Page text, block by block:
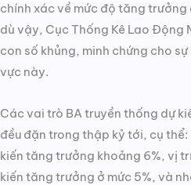
chính xác về mức độ tăng
dù vậy, Cục Thống Kê Lao Động
con số khủng, minh chứng cho
vực này.
Các vai trò BA truyền thống dự
đều đặn trong thập kỷ tới, cụ
kiến ​​​​tăng trưởng khoảng 6%, vị
kiến ​​​​tăng trưởng ở mức 5%, và